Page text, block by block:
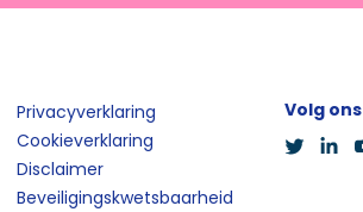
Privacyverklaring
Cookieverklaring
Disclaimer
Beveiligingskwetsbaarheid
Volg ons